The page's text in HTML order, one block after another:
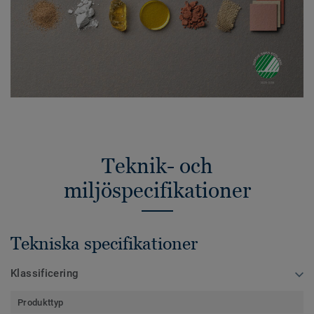
Teknik- och
miljöspecifikationer
Tekniska specifikationer
Klassificering
Produkttyp